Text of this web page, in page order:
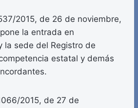
2015, de 26 de noviembre,
la entrada en
la sede del Registro de
estatal y demás
2015, de 27 de